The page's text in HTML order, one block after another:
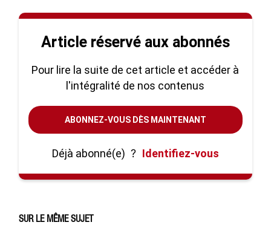
Article réservé aux abonnés
Pour lire la suite de cet article et accéder à
l'intégralité de nos contenus
ABONNEZ-VOUS DÈS MAINTENANT
Déjà abonné(e) ? Identifiez-vous
SUR LE MÊME SUJET